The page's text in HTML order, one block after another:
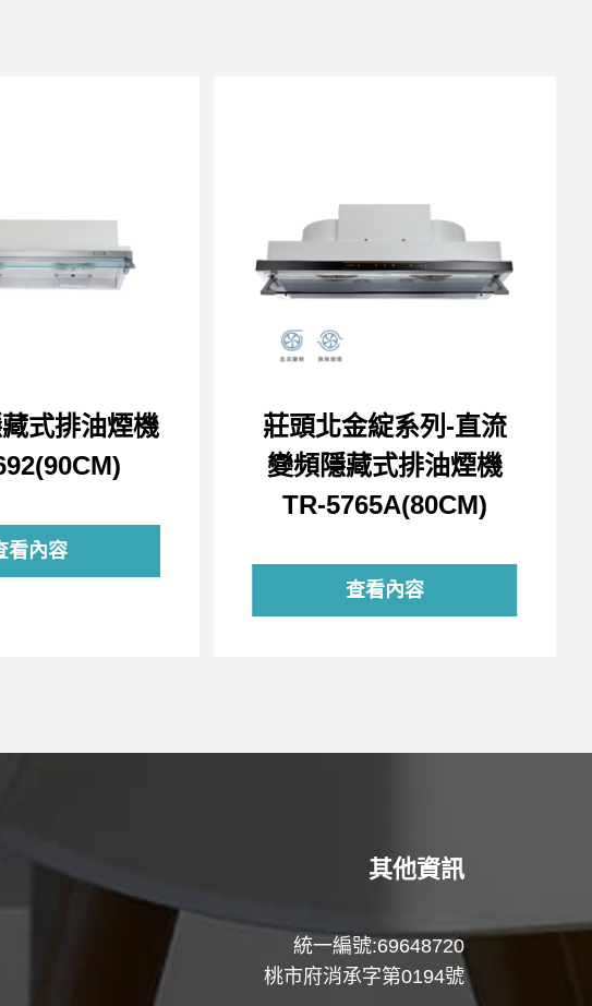
式排油煙機
看內容
莊頭北金綻系列-直流
變頻隱藏式排油煙機
TR-5765A(80CM)
查看內容
其他資訊
統一編號:69648720
桃市府消承字第0194號